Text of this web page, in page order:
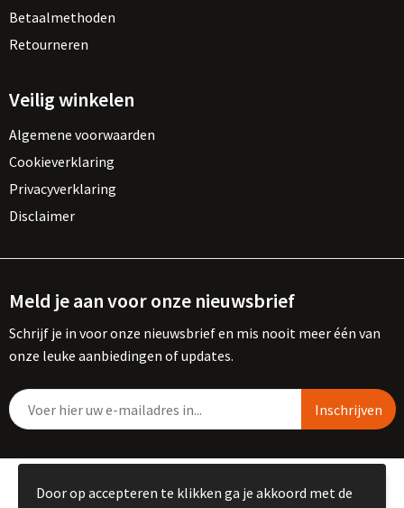
Betaalmethoden
Retourneren
Veilig winkelen
Algemene voorwaarden
Cookieverklaring
Privacyverklaring
Disclaimer
Meld je aan voor onze nieuwsbrief
Schrijf je in voor onze nieuwsbrief en mis nooit meer één van
onze leuke aanbiedingen of updates.
© Copyright Kemme B.V. 2023
Door op accepteren te klikken ga je akkoord met de